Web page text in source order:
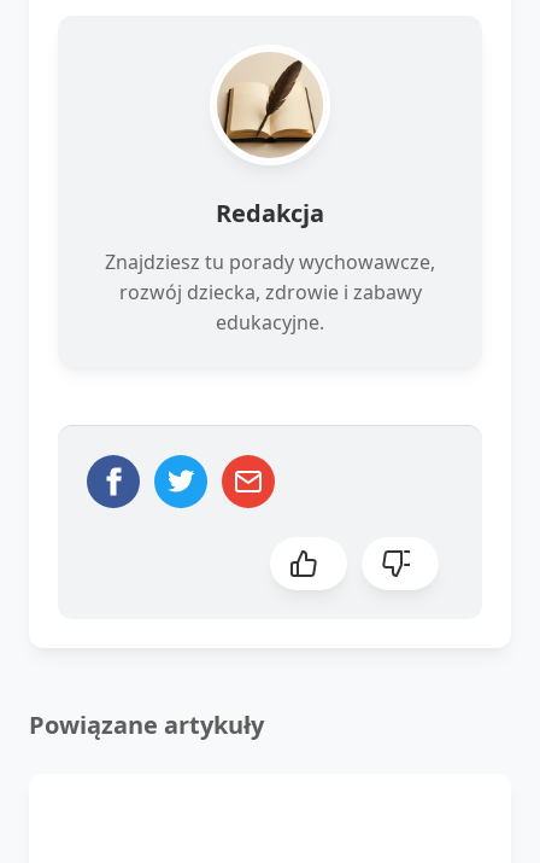
Redakcja
Znajdziesz tu porady wychowawcze,
rozwój dziecka, zdrowie i zabawy
edukacyjne.
Powiązane artykuły